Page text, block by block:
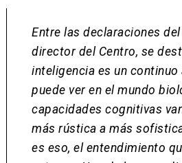
Entre las declaraciones
director del Centro, se
inteligencia es un continuo
puede ver en el mundo
capacidades cognitivas
más rústica a más
es eso, el entendimiento